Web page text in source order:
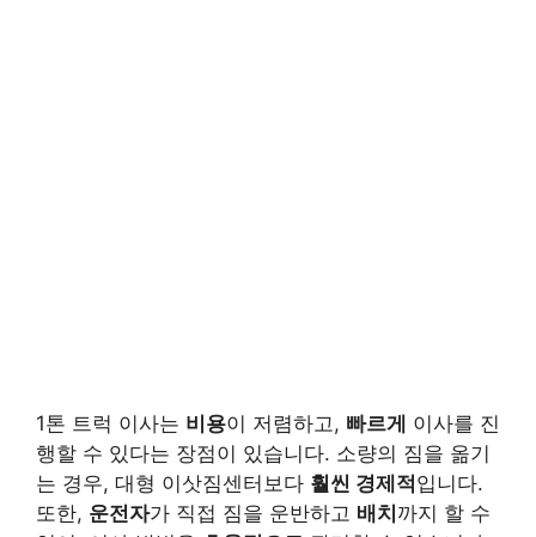
1톤 트럭 이사는 비용이 저렴하고, 빠르게 이사를 진
행할 수 있다는 장점이 있습니다. 소량의 짐을 옮기
는 경우, 대형 이삿짐센터보다 훨씬 경제적 입니다.
또한, 운전자가 직접 짐을 운반하고 배치 까지 할 수